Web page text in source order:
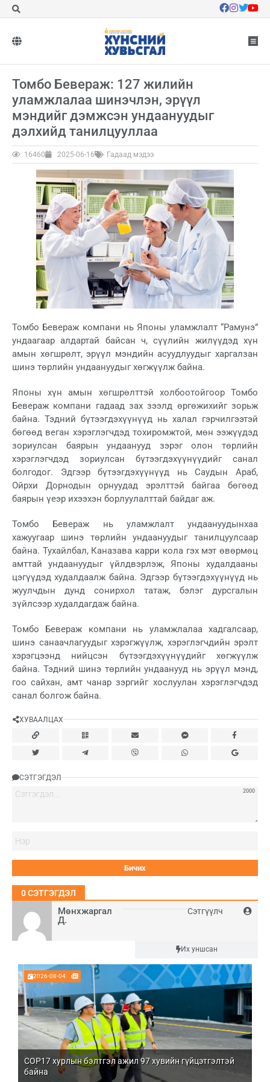
Мөнхжаргал
Д.
Сэтгүүлч
Их уншсан
2026-08-04
COP17 хурлын бэлтгэл ажил 97 хувийн гүйцэтгэлтэй
байна
Томбо Бевераж: 127 жилийн
уламжлалаа шинэчлэн, эрүүл
мэндийг дэмжсэн ундаануудыг
дэлхийд танилцууллаа
16460 2025-06-16 Гадаад мэдээ
Томбо Бевераж компани нь Японы уламжлалт “Рамунэ”
ундаагаар алдартай байсан ч, сүүлийн жилүүдэд хүн
амын хөгшрөлт, эрүүл мэндийн асуудлуудыг харгалзан
шинэ төрлийн ундаануудыг хөгжүүлж байна.
Японы хүн амын хөгшрөлттэй холбоотойгоор Томбо
Бевераж компани гадаад зах зээлд өргөжихийг зорьж
байна. Тэдний бүтээгдэхүүнүүд нь халал гэрчилгээтэй
бөгөөд веган хэрэглэгчдэд тохиромжтой, мөн ээжүүдэд
зориулсан баярын ундаанууд зэрэг олон төрлийн
хэрэглэгчдэд зориулсан бүтээгдэхүүнүүдийг санал
болгодог. Эдгээр бүтээгдэхүүнүүд нь Саудын Араб,
Ойрхи Дорнодын орнуудад эрэлттэй байгаа бөгөөд
баярын үеэр ихээхэн борлуулалттай байдаг аж.
Томбо Бевераж нь уламжлалт ундаануудынхаа
хажуугаар шинэ төрлийн ундаануудыг танилцуулсаар
байна. Тухайлбал, Каназава карри кола гэх мэт өвөрмөц
амттай ундаануудыг үйлдвэрлэж, Японы худалдааны
цэгүүдэд худалдаалж байна. Эдгээр бүтээгдэхүүнүүд нь
жуулчдын дунд сонирхол татаж, бэлэг дурсгалын
зүйлсээр худалдагдаж байна.
Томбо Бевераж компани нь уламжлалаа хадгалсаар,
шинэ санаачлагуудыг хэрэгжүүлж, хэрэглэгчдийн эрэлт
хэрэгцээнд нийцсэн бүтээгдэхүүнүүдийг хөгжүүлж
байна. Тэдний шинэ төрлийн ундаанууд нь эрүүл мэнд,
гоо сайхан, амт чанар зэргийг хослуулан хэрэглэгчдэд
санал болгож байна.
ХУВААЛЦАХ
СЭТГЭГДЭЛ
2000
0СЭТГЭГДЭЛ